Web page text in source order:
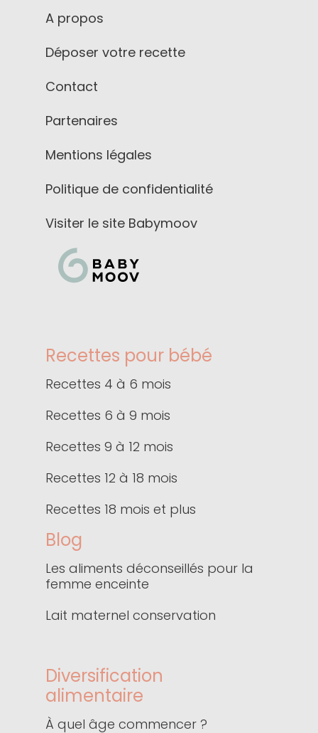
A propos
Déposer votre recette
Contact
Partenaires
Mentions légales
Politique de confidentialité
Visiter le site Babymoov
Recettes pour bébé
Recettes 4 à 6 mois
Recettes 6 à 9 mois
Recettes 9 à 12 mois
Recettes 12 à 18 mois
Recettes 18 mois et plus
Blog
Les aliments déconseillés pour la
femme enceinte
Lait maternel conservation
Diversification
alimentaire
À quel âge commencer ?